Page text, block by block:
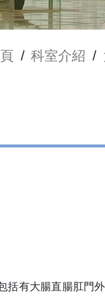
/ 科室介紹 /
有大腸直腸肛門